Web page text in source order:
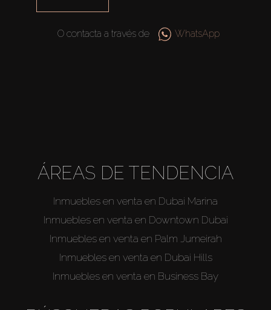
Venta
Agentes
About Us
O contacta a través de WhatsApp
ÁREAS DE TENDENCIA
Inmuebles en venta en Dubai Marina
Inmuebles en venta en Downtown Dubai
Inmuebles en venta en Palm Jumeirah
Inmuebles en venta en Dubai Hills
Inmuebles en venta en Business Bay